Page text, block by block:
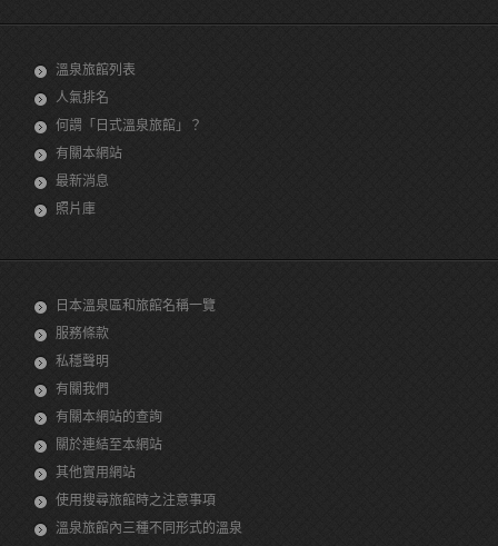
溫泉旅館列表
人氣排名
何謂「日式溫泉旅館」？
有關本網站
最新消息
照片庫
日本溫泉區和旅館名稱一覽
服務條款
私穩聲明
有關我們
有關本網站的查詢
關於連結至本網站
其他實用網站
使用搜尋旅館時之注意事項
溫泉旅館內三種不同形式的溫泉